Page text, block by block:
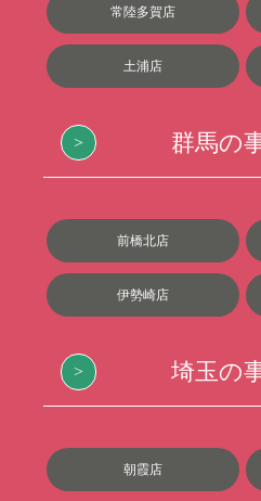
常陸多賀店
土浦店
群馬の
前橋北店
伊勢崎店
埼玉の
朝霞店